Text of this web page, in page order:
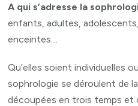
A qui s’adresse la
enfants, adultes,
enceintes…
Qu’elles soient individuelles
sophrologie se déroulent de
découpées en trois temps